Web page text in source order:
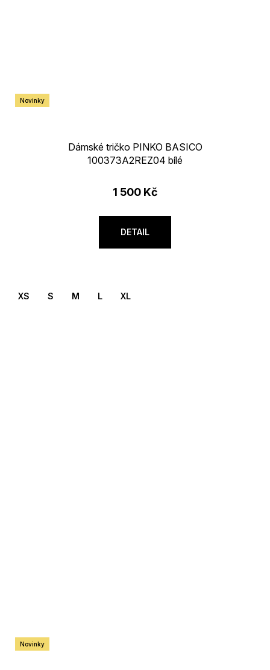
Novinky
Dámské tričko PINKO BASICO
100373A2REZ04 bílé
1 500 Kč
DETAIL
Novinky
XS S M L XL